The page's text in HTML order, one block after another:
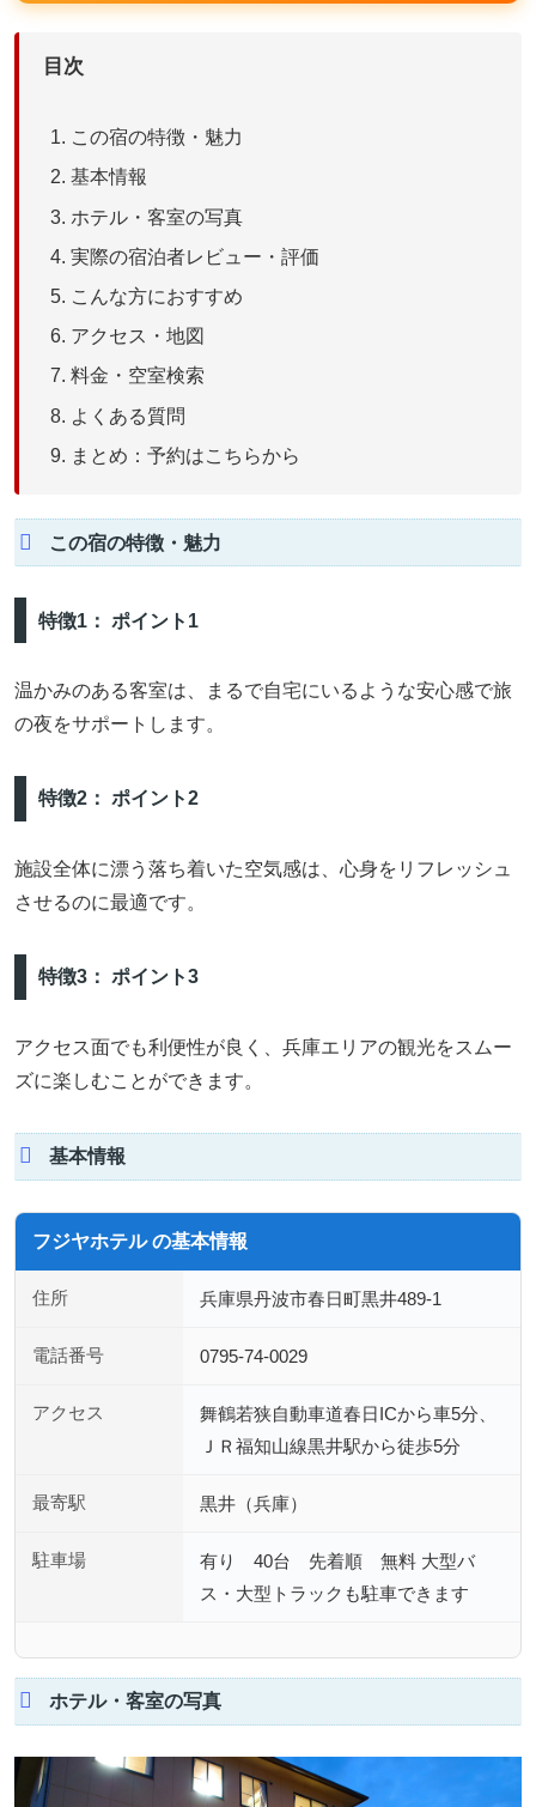
目次
この宿の特徴・魅力
基本情報
ホテル・客室の写真
実際の宿泊者レビュー・評価
こんな方におすすめ
アクセス・地図
料金・空室検索
よくある質問
まとめ：予約はこちらから
この宿の特徴・魅力
特徴1： ポイント1
温かみのある客室は、まるで自宅にいるような安心感で旅
の夜をサポートします。
特徴2： ポイント2
施設全体に漂う落ち着いた空気感は、心身をリフレッシュ
させるのに最適です。
特徴3： ポイント3
アクセス面でも利便性が良く、兵庫エリアの観光をスムー
ズに楽しむことができます。
基本情報
フジヤホテル の基本情報
住所 兵庫県丹波市春日町黒井489-1
電話番号 0795-74-0029
アクセス
舞鶴若狭自動車道春日ICから車5分、
ＪＲ福知山線黒井駅から徒歩5分
最寄駅 黒井（兵庫）
駐車場
有り 40台 先着順 無料 大型バ
ス・大型トラックも駐車できます
ホテル・客室の写真